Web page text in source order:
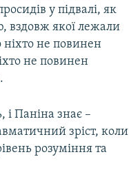
у підвалі, як
вздовж якої лежали
не повинен
не повинен
Паніна знає –
зріст, коли
розуміння та